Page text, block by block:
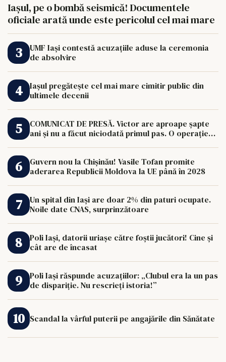
Iașul, pe o bombă seismică! Documentele
oficiale arată unde este pericolul cel mai mare
UMF Iași contestă acuzațiile aduse la ceremonia
de absolvire
Iașul pregătește cel mai mare cimitir public din
ultimele decenii
COMUNICAT DE PRESĂ. Victor are aproape șapte
ani și nu a făcut niciodată primul pas. O operație
Guvern nou la Chișinău! Vasile Tofan promite
aderarea Republicii Moldova la UE până în 2028
Un spital din Iași are doar 2% din paturi ocupate.
Noile date CNAS, surprinzătoare
Poli Iași, datorii uriașe către foștii jucători! Cine și
cât are de încasat
Poli Iași răspunde acuzațiilor: „Clubul era la un pas
de dispariție. Nu rescrieți istoria!”
Scandal la vârful puterii pe angajările din Sănătate